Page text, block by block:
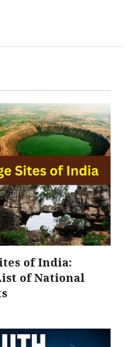
of India:
of National